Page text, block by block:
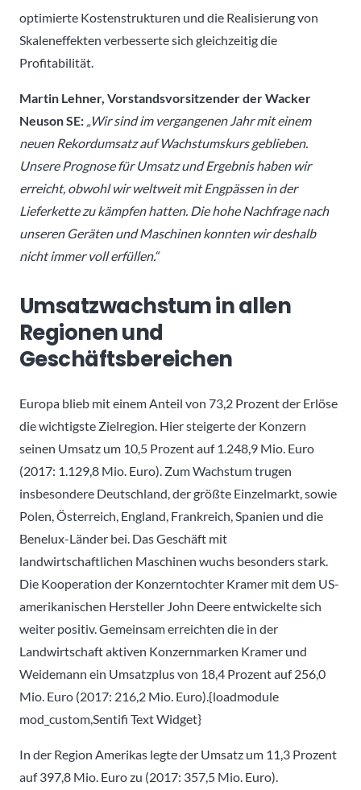
optimierte Kostenstrukturen und die Realisierung von
Skaleneffekten verbesserte sich gleichzeitig die
Profitabilität.
Martin Lehner, Vorstandsvorsitzender der Wacker
Neuson SE: „Wir sind im vergangenen Jahr mit einem
neuen Rekordumsatz auf Wachstumskurs geblieben.
Unsere Prognose für Umsatz und Ergebnis haben wir
erreicht, obwohl wir weltweit mit Engpässen in der
Lieferkette zu kämpfen hatten. Die hohe Nachfrage nach
unseren Geräten und Maschinen konnten wir deshalb
nicht immer voll erfüllen.“
Umsatzwachstum in allen
Regionen und
Geschäftsbereichen
Europa blieb mit einem Anteil von 73,2 Prozent der Erlöse
die wichtigste Zielregion. Hier steigerte der Konzern
seinen Umsatz um 10,5 Prozent auf 1.248,9 Mio. Euro
(2017: 1.129,8 Mio. Euro). Zum Wachstum trugen
insbesondere Deutschland, der größte Einzelmarkt, sowie
Polen, Österreich, England, Frankreich, Spanien und die
Benelux-Länder bei. Das Geschäft mit
landwirtschaftlichen Maschinen wuchs besonders stark.
Die Kooperation der Konzerntochter Kramer mit dem US-
amerikanischen Hersteller John Deere entwickelte sich
weiter positiv. Gemeinsam erreichten die in der
Landwirtschaft aktiven Konzernmarken Kramer und
Weidemann ein Umsatzplus von 18,4 Prozent auf 256,0
Mio. Euro (2017: 216,2 Mio. Euro).{loadmodule
mod_custom,Sentifi Text Widget}
In der Region Amerikas legte der Umsatz um 11,3 Prozent
auf 397,8 Mio. Euro zu (2017: 357,5 Mio. Euro).